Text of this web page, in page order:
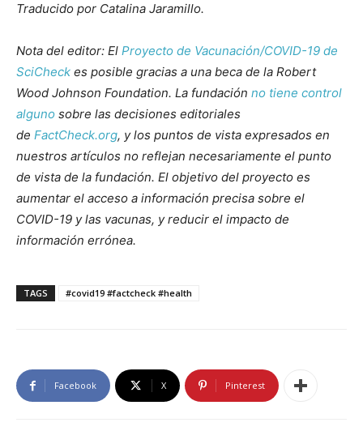
Traducido por Catalina Jaramillo.
Nota del editor: El Proyecto de Vacunación/COVID-19 de
SciCheck es posible gracias a una beca de la Robert
Wood Johnson Foundation. La fundación no tiene control
alguno sobre las decisiones editoriales
de FactCheck.org, y los puntos de vista expresados en
nuestros artículos no reflejan necesariamente el punto
de vista de la fundación. El objetivo del proyecto es
aumentar el acceso a información precisa sobre el
COVID-19 y las vacunas, y reducir el impacto de
información errónea.
TAGS #covid19 #factcheck #health
Facebook X Pinterest